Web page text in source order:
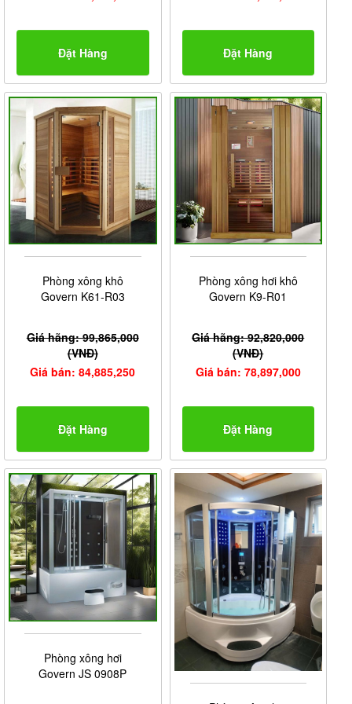
công nghệ cao,...
6. Chế Độ Bảo Hành
Phòng xông hơi Govern được bảo hành 5 năm đối với
phần thân vỏ và 2 năm đối với phần linh kiện điện tử.
Sản phẩm được bảo hành chính hãng theo điều kiện
của hãng đại diện tại Việt Nam.
Đặt Hàng Đặt Hàng
Phòng xông khô
Govern K61-R03
Giá hãng: 99,865,000
(VNĐ)
Giá bán: 84,885,250
Đặt Hàng
Phòng xông hơi khô
Govern K9-R01
Giá hãng: 92,820,000
(VNĐ)
Giá bán: 78,897,000
Đặt Hàng
Phòng xông hơi
Govern JS 0908P